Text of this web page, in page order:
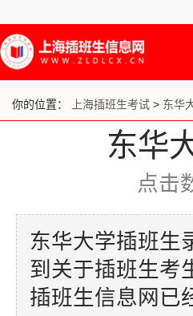
你的位置： 上海插班生考试 > 东华
东华
点击
东华大学插班生
到关于插班生考
插班生信息网已